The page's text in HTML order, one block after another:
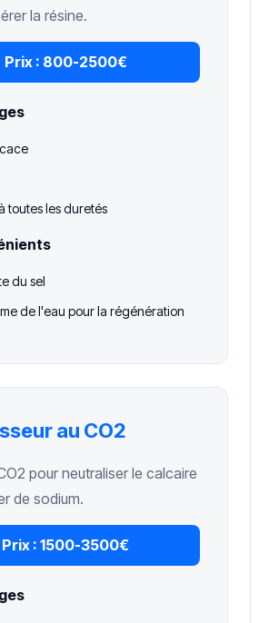
la résine.
Prix : 800-2500€
toutes les duretés
du sel
de l'eau pour la régénération
au CO2
pour neutraliser le calcaire
de sodium.
Prix : 1500-3500€